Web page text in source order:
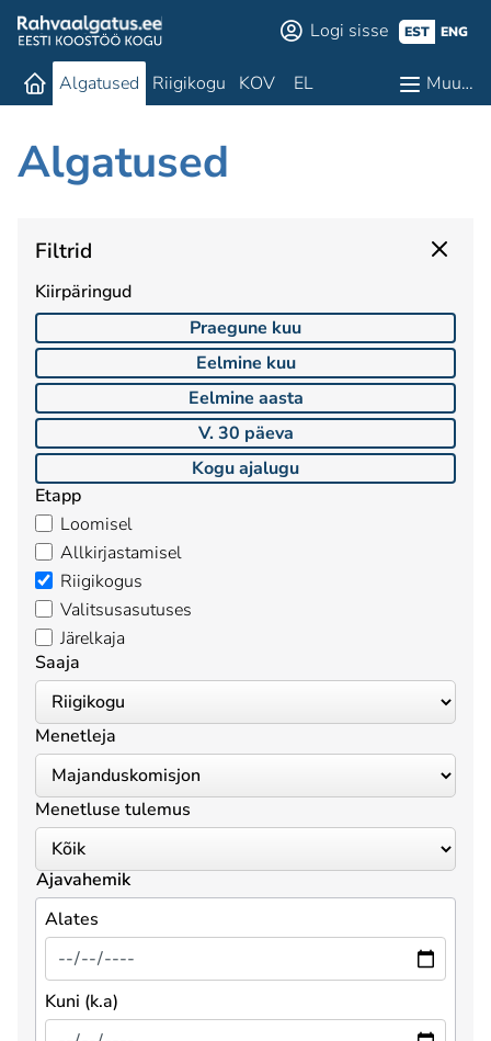
Logi sisse EST ENG
Algatused Riigikogu KOV EL Muu…
Algatused
Filtrid
Kiirpäringud
Praegune kuu
Eelmine kuu
Eelmine aasta
V. 30 päeva
Kogu ajalugu
Etapp
Loomisel
Allkirjastamisel
Riigikogus
Valitsusasutuses
Järelkaja
Saaja
Menetleja
Menetluse tulemus
Ajavahemik
Alates
Kuni (k.a)